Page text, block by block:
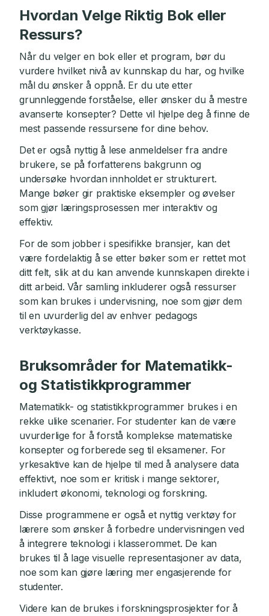
Hvordan Velge Riktig Bok eller
Ressurs?
Når du velger en bok eller et program, bør du
vurdere hvilket nivå av kunnskap du har, og hvilke
mål du ønsker å oppnå. Er du ute etter
grunnleggende forståelse, eller ønsker du å mestre
avanserte konsepter? Dette vil hjelpe deg å finne de
mest passende ressursene for dine behov.
Det er også nyttig å lese anmeldelser fra andre
brukere, se på forfatterens bakgrunn og
undersøke hvordan innholdet er strukturert.
Mange bøker gir praktiske eksempler og øvelser
som gjør læringsprosessen mer interaktiv og
effektiv.
For de som jobber i spesifikke bransjer, kan det
være fordelaktig å se etter bøker som er rettet mot
ditt felt, slik at du kan anvende kunnskapen direkte i
ditt arbeid. Vår samling inkluderer også ressurser
som kan brukes i undervisning, noe som gjør dem
til en uvurderlig del av enhver pedagogs
verktøykasse.
Bruksområder for Matematikk-
og Statistikkprogrammer
Matematikk- og statistikkprogrammer brukes i en
rekke ulike scenarier. For studenter kan de være
uvurderlige for å forstå komplekse matematiske
konsepter og forberede seg til eksamener. For
yrkesaktive kan de hjelpe til med å analysere data
effektivt, noe som er kritisk i mange sektorer,
inkludert økonomi, teknologi og forskning.
Disse programmene er også et nyttig verktøy for
lærere som ønsker å forbedre undervisningen ved
å integrere teknologi i klasserommet. De kan
brukes til å lage visuelle representasjoner av data,
noe som kan gjøre læring mer engasjerende for
studenter.
Videre kan de brukes i forskningsprosjekter for å